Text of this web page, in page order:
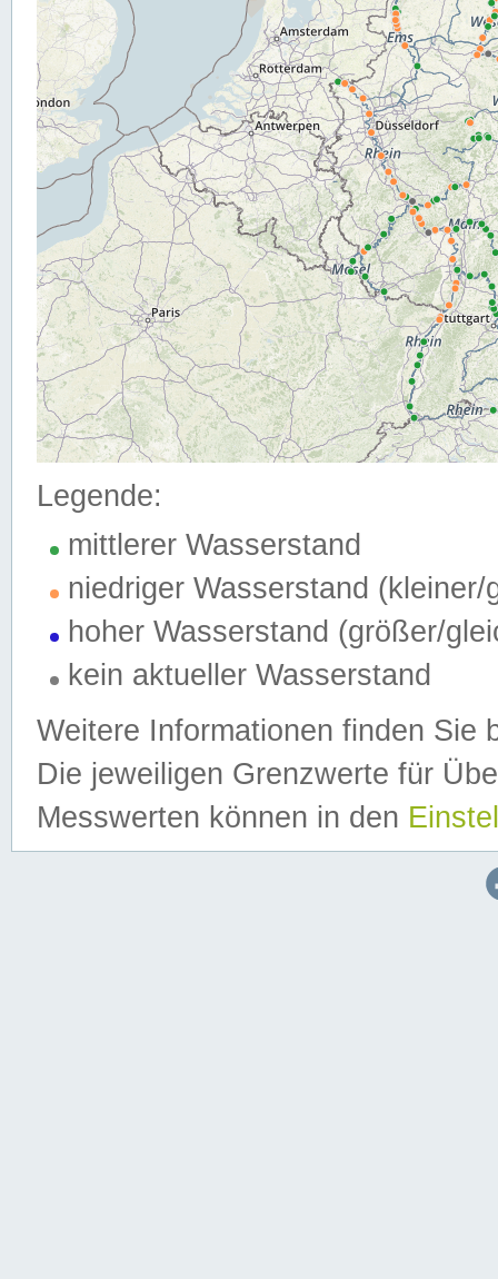
Legende:
mittlerer Wasserstand
niedriger Wasserstand (kleiner/
hoher Wasserstand (größer/
kein aktueller Wasserstand
Weitere Informationen finden Sie
Die jeweiligen Grenzwerte für
Messwerten können in den